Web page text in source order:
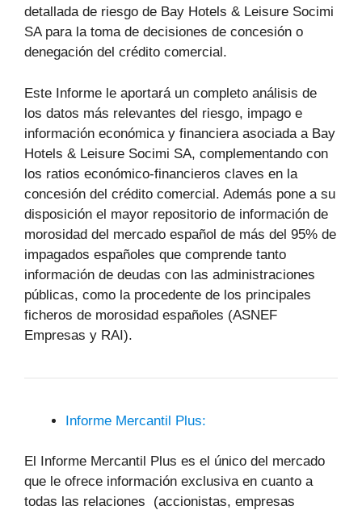
detallada de riesgo de Bay Hotels & Leisure Socimi
SA para la toma de decisiones de concesión o
denegación del crédito comercial.
Este Informe le aportará un completo análisis de
los datos más relevantes del riesgo, impago e
información económica y financiera asociada a Bay
Hotels & Leisure Socimi SA, complementando con
los ratios económico-financieros claves en la
concesión del crédito comercial. Además pone a su
disposición el mayor repositorio de información de
morosidad del mercado español de más del 95% de
impagados españoles que comprende tanto
información de deudas con las administraciones
públicas, como la procedente de los principales
ficheros de morosidad españoles (ASNEF
Empresas y RAI).
Informe Mercantil Plus:
El Informe Mercantil Plus es el único del mercado
que le ofrece información exclusiva en cuanto a
todas las relaciones (accionistas, empresas